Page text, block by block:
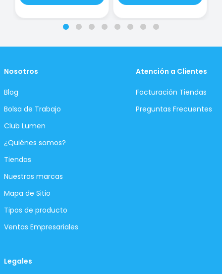
Nosotros
Blog
Bolsa de Trabajo
Club Lumen
¿Quiénes somos?
Tiendas
Nuestras marcas
Mapa de Sitio
Tipos de producto
Ventas Empresariales
Atención a Clientes
Facturación Tiendas
Preguntas Frecuentes
Legales